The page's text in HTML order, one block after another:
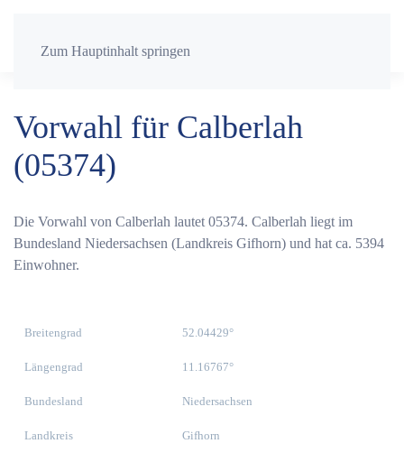
Zum Hauptinhalt springen
Vorwahl für Calberlah
(05374)
Die Vorwahl von Calberlah lautet 05374. Calberlah liegt im
Bundesland Niedersachsen (Landkreis Gifhorn) und hat ca. 5394
Einwohner.
Breitengrad 52.04429°
Längengrad 11.16767°
Bundesland Niedersachsen
Landkreis Gifhorn